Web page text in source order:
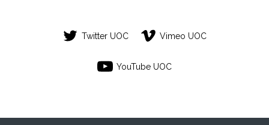
Twitter UOC Vimeo UOC
YouTube UOC